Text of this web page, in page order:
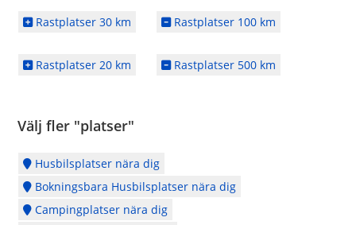
Rastplatser 30 km Rastplatser 100 km
Rastplatser 20 km Rastplatser 500 km
Välj fler "platser"
Husbilsplatser nära dig
Bokningsbara Husbilsplatser nära dig
Campingplatser nära dig